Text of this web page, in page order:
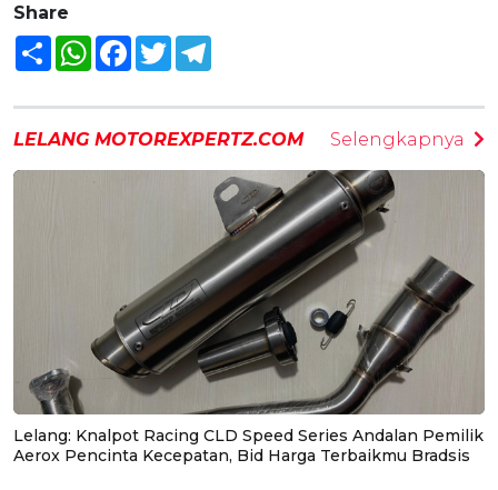
Share
Share WhatsAppFacebook
Twitter
LELANG MOTOREXPERTZ.COM Selengkapnya
Lelang: Knalpot Racing CLD Speed Series Andalan Pemilik
Aerox Pencinta Kecepatan, Bid Harga Terbaikmu Bradsis